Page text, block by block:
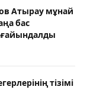
Атырау мұнай
бас
тізімі